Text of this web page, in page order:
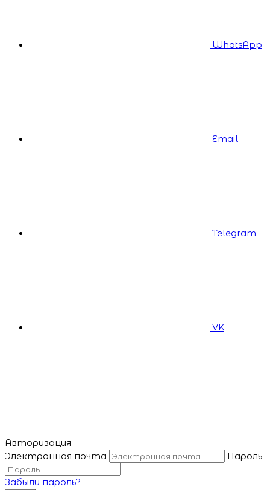
WhatsApp
Email
Telegram
VK
Авторизация
Электронная почта
Пароль
Забыли пароль?